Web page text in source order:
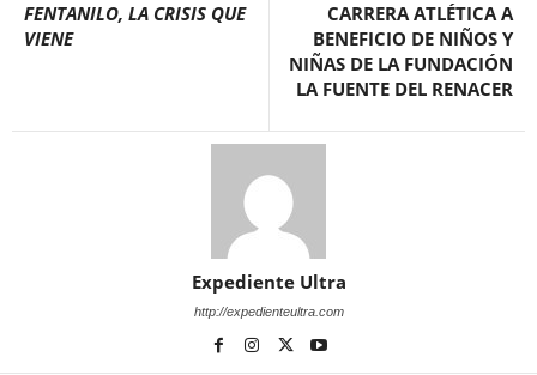
FENTANILO, LA CRISIS QUE
VIENE
CARRERA ATLÉTICA A
BENEFICIO DE NIÑOS Y
NIÑAS DE LA FUNDACIÓN
LA FUENTE DEL RENACER
Expediente Ultra
http://expedienteultra.com